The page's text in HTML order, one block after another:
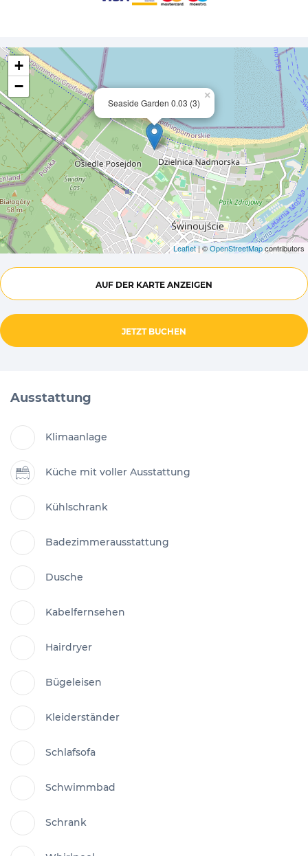
Seaside Garden 0.03 (3)
×
+
−
Leaflet| ©OpenStreetMapcontributors
AUF DER KARTE ANZEIGEN
JETZT BUCHEN
Ausstattung
Klimaanlage
Küche mit voller Ausstattung
Kühlschrank
Badezimmerausstattung
Dusche
Kabelfernsehen
Hairdryer
Bügeleisen
Kleiderständer
Schlafsofa
Schwimmbad
Schrank